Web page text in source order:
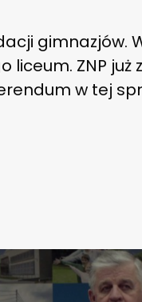
gimnazjów.
ZNP już
w tej